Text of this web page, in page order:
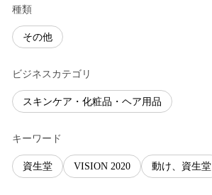
種類
その他
ビジネスカテゴリ
スキンケア・化粧品・ヘア用品
キーワード
資生堂 VISION 2020 動け、資生堂